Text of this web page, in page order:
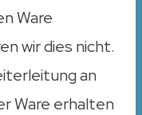
Ware
wir dies nicht.
an
Ware erhalten